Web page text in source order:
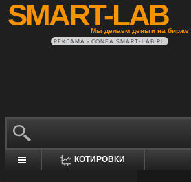
SMART-LAB
Мы делаем деньги на бирже
РЕКЛАМА • CONFA.SMART-LAB.RU
КОТИРОВКИ